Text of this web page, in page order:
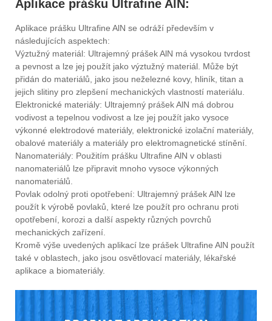
Aplikace prášku Ultrafine AlN:
Aplikace prášku Ultrafine AlN se odráží především v
následujících aspektech:
Výztužný materiál: Ultrajemný prášek AlN má vysokou tvrdost
a pevnost a lze jej použít jako výztužný materiál. Může být
přidán do materiálů, jako jsou neželezné kovy, hliník, titan a
jejich slitiny pro zlepšení mechanických vlastností materiálu.
Elektronické materiály: Ultrajemný prášek AlN má dobrou
vodivost a tepelnou vodivost a lze jej použít jako vysoce
výkonné elektrodové materiály, elektronické izolační materiály,
obalové materiály a materiály pro elektromagnetické stínění.
Nanomateriály: Použitím prášku Ultrafine AlN v oblasti
nanomateriálů lze připravit mnoho vysoce výkonných
nanomateriálů.
Povlak odolný proti opotřebení: Ultrajemný prášek AlN lze
použít k výrobě povlaků, které lze použít pro ochranu proti
opotřebení, korozi a další aspekty různých povrchů
mechanických zařízení.
Kromě výše uvedených aplikací lze prášek Ultrafine AlN použít
také v oblastech, jako jsou osvětlovací materiály, lékařské
aplikace a biomateriály.